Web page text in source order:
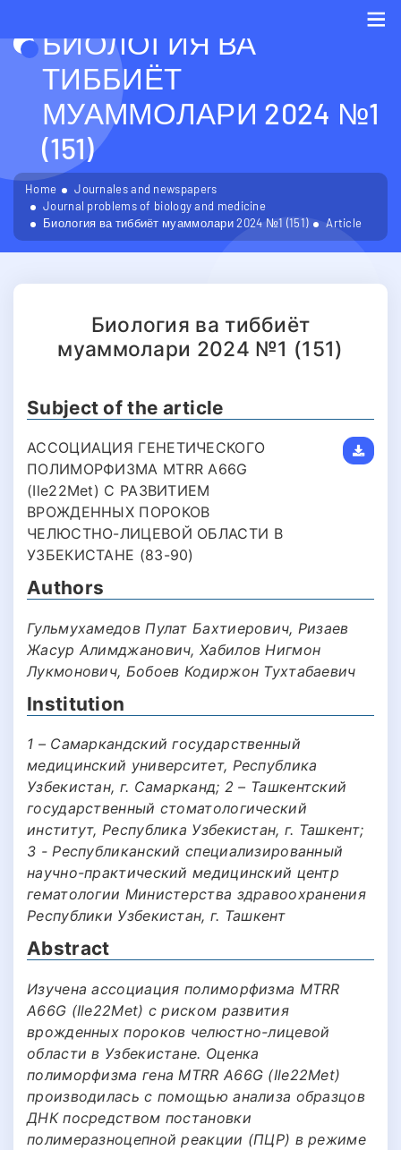
БИОЛОГИЯ ВА
ТИББИЁТ
МУАММОЛАРИ 2024 №1
(151)
Home
Journales and newspapers
Journal problems of biology and medicine
Биология ва тиббиёт муаммолари 2024 №1 (151)
Article
Биология ва тиббиёт
муаммолари 2024 №1 (151)
Subject of the article
АССОЦИАЦИЯ ГЕНЕТИЧЕСКОГО
ПОЛИМОРФИЗМА MTRR A66G
(Ile22Met) С РАЗВИТИЕМ
ВРОЖДЕННЫХ ПОРОКОВ
ЧЕЛЮСТНО-ЛИЦЕВОЙ ОБЛАСТИ В
УЗБЕКИСТАНЕ (83-90)
Authors
Гульмухамедов Пулат Бахтиерович, Ризаев
Жасур Алимджанович, Хабилов Нигмон
Лукмонович, Бобоев Кодиржон Тухтабаевич
Institution
1 – Самаркандский государственный
медицинский университет, Республика
Узбекистан, г. Самарканд; 2 – Ташкентский
государственный стоматологический
институт, Республика Узбекистан, г. Ташкент;
3 - Республиканский специализированный
научно-практический медицинский центр
гематологии Министерства здравоохранения
Республики Узбекистан, г. Ташкент
Abstract
Изучена ассоциация полиморфизма MTRR
A66G (Ile22Met) с риском развития
врожденных пороков челюстно-лицевой
области в Узбекистане. Оценка
полиморфизма гена MTRR A66G (Ile22Met)
производилась с помощью анализа образцов
ДНК посредством постановки
полимеразноцепной реакции (ПЦР) в режиме